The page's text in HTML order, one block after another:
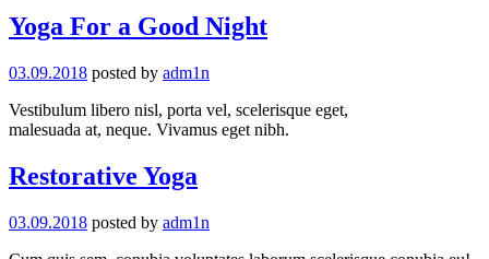
Yoga For a Good Night
03.09.2018 posted by adm1n
Vestibulum libero nisl, porta vel, scelerisque eget,
malesuada at, neque. Vivamus eget nibh.
Restorative Yoga
03.09.2018 posted by adm1n